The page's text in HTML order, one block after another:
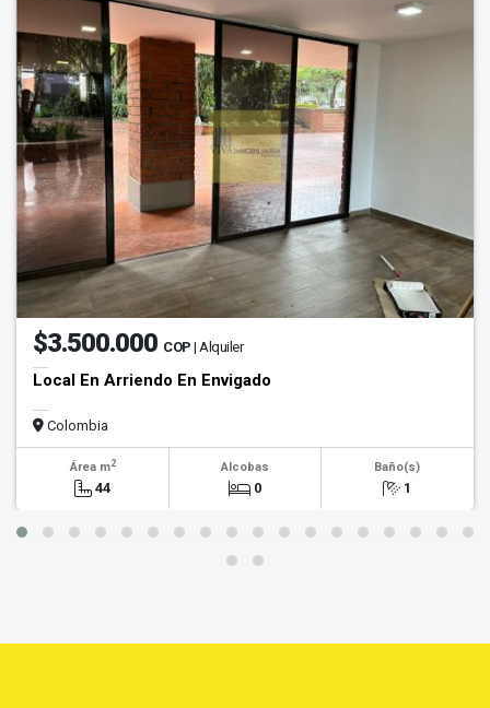
$3.500.000 COP | Alquiler
Local En Arriendo En Envigado
Colombia
Área m2
44
Alcobas
0
Baño(s)
1